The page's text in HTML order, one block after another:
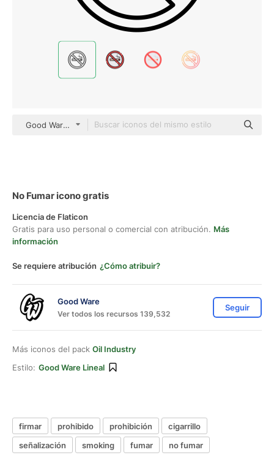
Good Ware Lineal
No Fumar icono gratis
Licencia de Flaticon
Gratis para uso personal o comercial con atribución. Más
información
Se requiere atribución ¿Cómo atribuir?
Good Ware
Ver todos los recursos 139,532
Seguir
Más iconos del pack Oil Industry
Estilo: Good Ware Lineal
firmar prohibido prohibición
cigarrillo
señalización
smoking fumar no fumar